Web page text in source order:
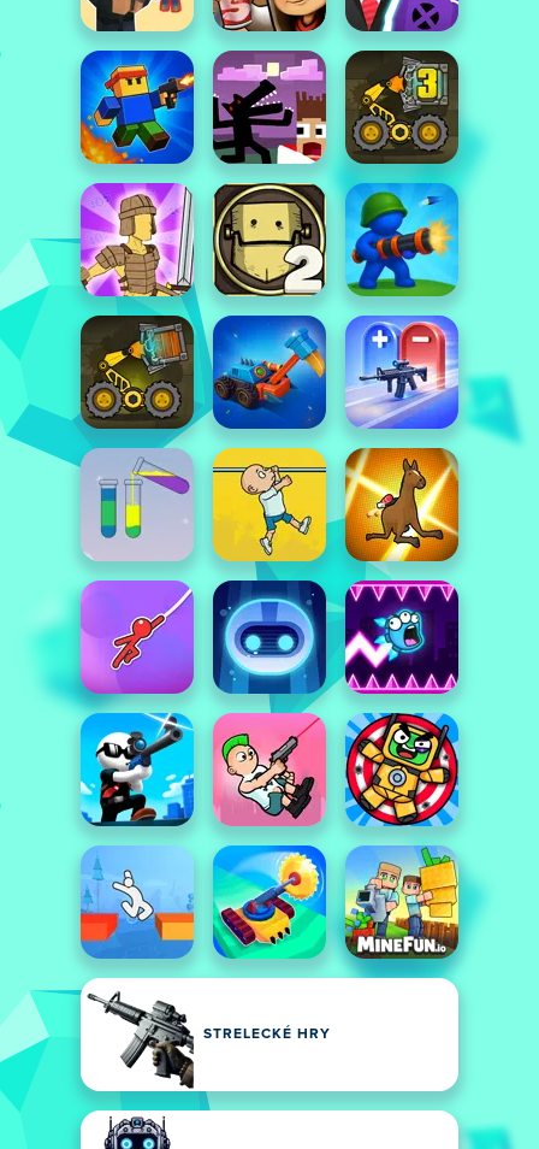
STRELECKÉ HRY